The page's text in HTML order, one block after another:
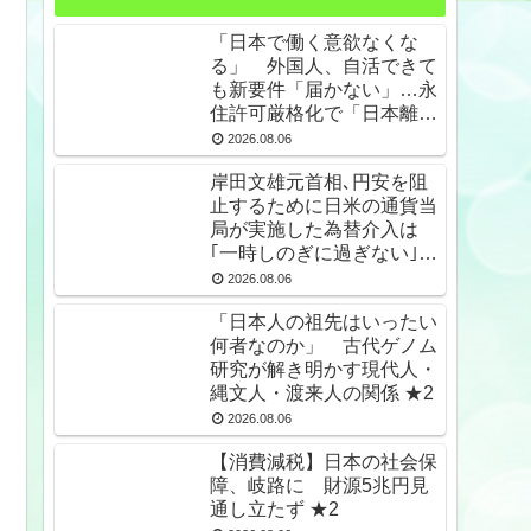
「日本で働く意欲なくな
る」 外国人、自活できて
も新要件「届かない」…永
住許可厳格化で「日本離
れ」か ★4
2026.08.06
岸田文雄元首相､円安を阻
止するために日米の通貨当
局が実施した為替介入は
｢一時しのぎに過ぎない｣と
の認識を示す
2026.08.06
「日本人の祖先はいったい
何者なのか」 古代ゲノム
研究が解き明かす現代人・
縄文人・渡来人の関係 ★2
2026.08.06
【消費減税】日本の社会保
障、岐路に 財源5兆円見
通し立たず ★2